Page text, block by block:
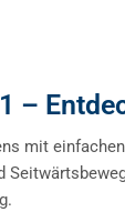
–
mit